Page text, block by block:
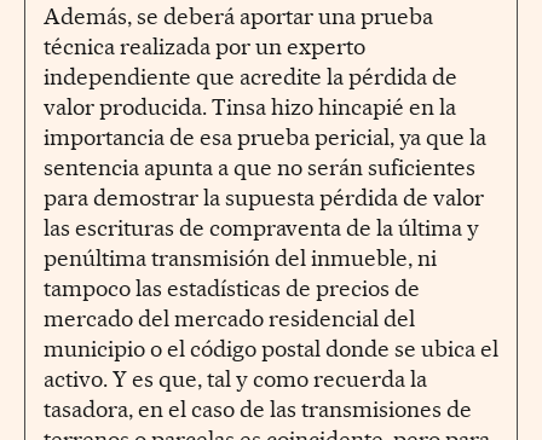
Además, se deberá aportar una prueba
técnica realizada por un experto
independiente que acredite la pérdida de
valor producida. Tinsa hizo hincapié en la
importancia de esa prueba pericial, ya que la
sentencia apunta a que no serán suficientes
para demostrar la supuesta pérdida de valor
las escrituras de compraventa de la última y
penúltima transmisión del inmueble, ni
tampoco las estadísticas de precios de
mercado del mercado residencial del
municipio o el código postal donde se ubica el
activo. Y es que, tal y como recuerda la
tasadora, en el caso de las transmisiones de